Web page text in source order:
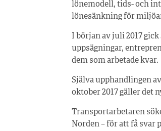
lönemodell, tids- och
lönesänkning för
I början av juli 2017
uppsägningar,
dem som arbetade kvar.
Själva upphandlingen
oktober 2017 gäller det
Transportarbetaren
Norden – för att få svar